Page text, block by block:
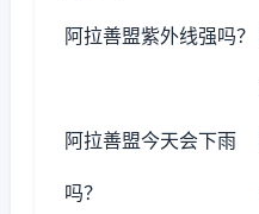
阿拉善盟紫外线强吗？
阿拉善盟今天会下雨
吗？